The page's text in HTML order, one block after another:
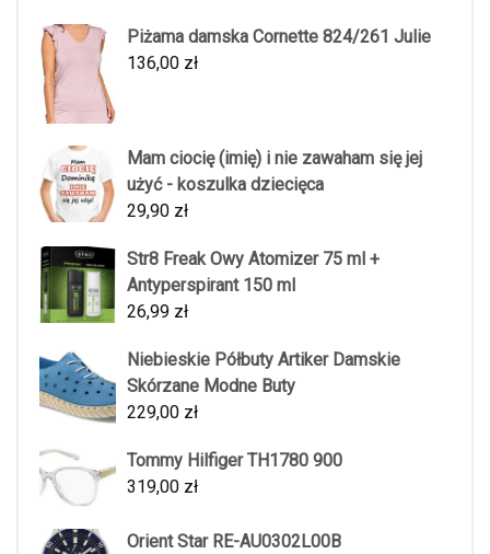
Piżama damska Cornette 824/261 Julie
136,00 zł
Mam ciocię (imię) i nie zawaham się jej
użyć - koszulka dziecięca
29,90 zł
Str8 Freak Owy Atomizer 75 ml +
Antyperspirant 150 ml
26,99 zł
Niebieskie Półbuty Artiker Damskie
Skórzane Modne Buty
229,00 zł
Tommy Hilfiger TH1780 900
319,00 zł
Orient Star RE-AU0302L00B